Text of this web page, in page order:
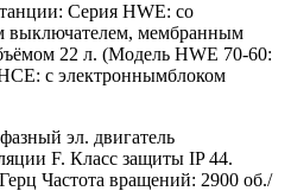
Серия HWE: со
выключателем, мембранным
22 л. (Модель HWE 70-60:
с электроннымблоком
эл. двигатель
F. Класс защиты IP 44.
Частота вращений: 2900 об./